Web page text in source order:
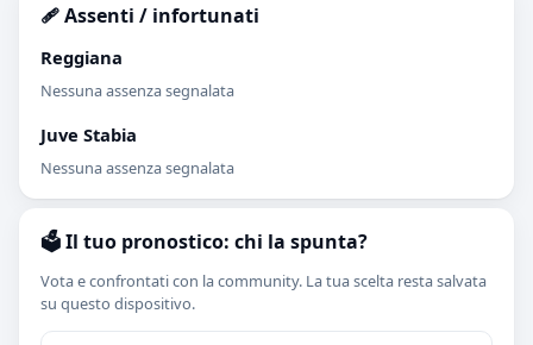
🩹 Assenti / infortunati
Reggiana
Nessuna assenza segnalata
Juve Stabia
Nessuna assenza segnalata
🗳️ Il tuo pronostico: chi la spunta?
Vota e confrontati con la community. La tua scelta resta salvata
su questo dispositivo.